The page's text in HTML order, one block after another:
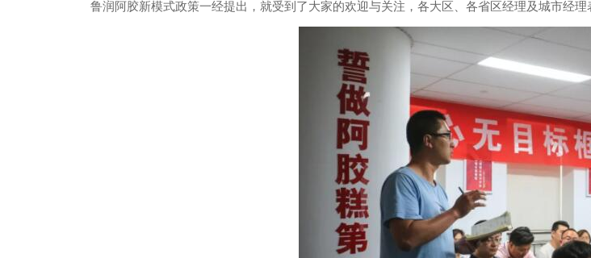
鲁润阿胶新模式政策一经提出，就受到了大家的欢迎与关注，各大区、各省区经理及城市经理